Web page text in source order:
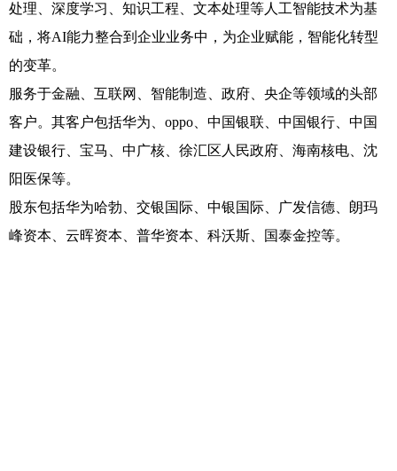
处理、深度学习、知识工程、文本处理等人工智能技术为基
础，将AI能力整合到企业业务中，为企业赋能，智能化转型
的变革。
服务于金融、互联网、智能制造、政府、央企等领域的头部
客户。其客户包括华为、oppo、中国银联、中国银行、中国
建设银行、宝马、中广核、徐汇区人民政府、海南核电、沈
阳医保等。
股东包括华为哈勃、交银国际、中银国际、广发信德、朗玛
峰资本、云晖资本、普华资本、科沃斯、国泰金控等。